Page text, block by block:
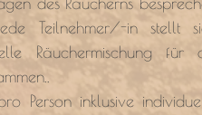
Teilnehmer/-in stellt
Räuchermischung für
Person inklusive